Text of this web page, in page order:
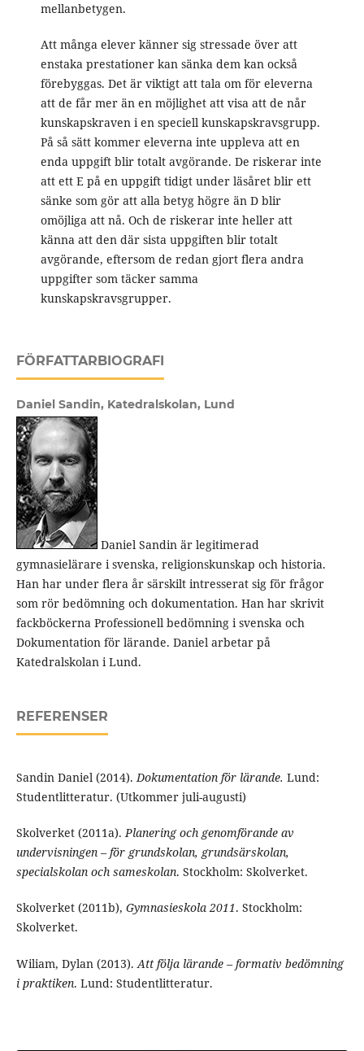
mellanbetygen.
Att många elever känner sig stressade över att
enstaka prestationer kan sänka dem kan också
förebyggas. Det är viktigt att tala om för eleverna
att de får mer än en möjlighet att visa att de når
kunskapskraven i en speciell kunskapskravsgrupp.
På så sätt kommer eleverna inte uppleva att en
enda uppgift blir totalt avgörande. De riskerar inte
att ett E på en uppgift tidigt under läsåret blir ett
sänke som gör att alla betyg högre än D blir
omöjliga att nå. Och de riskerar inte heller att
känna att den där sista uppgiften blir totalt
avgörande, eftersom de redan gjort flera andra
uppgifter som täcker samma
kunskapskravsgrupper.
FÖRFATTARBIOGRAFI
Daniel Sandin, Katedralskolan, Lund
Daniel Sandin är legitimerad
gymnasielärare i svenska, religionskunskap och historia.
Han har under flera år särskilt intresserat sig för frågor
som rör bedömning och dokumentation. Han har skrivit
fackböckerna Professionell bedömning i svenska och
Dokumentation för lärande. Daniel arbetar på
Katedralskolan i Lund.
REFERENSER
Sandin Daniel (2014).Dokumentation för lärande. Lund:
Studentlitteratur. (Utkommer juli-augusti)
Skolverket (2011a).Planering och genomförande av
undervisningen – för grundskolan, grundsärskolan,
specialskolan och sameskolan. Stockholm: Skolverket.
Skolverket (2011b), Gymnasieskola 2011. Stockholm:
Skolverket.
Wiliam, Dylan (2013). Att följa lärande – formativ bedömning
i praktiken. Lund: Studentlitteratur.